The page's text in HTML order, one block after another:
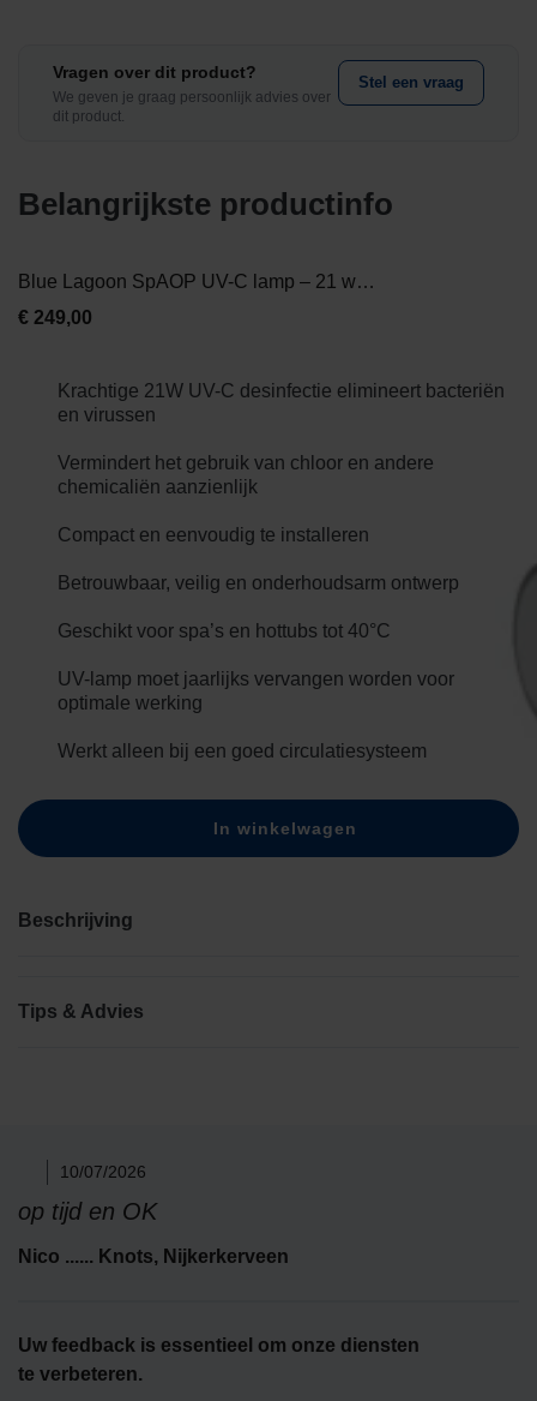
Vragen over dit product?
We geven je graag persoonlijk advies over
dit product.
Stel een vraag
Beschrijving
Tips & Advies
Belangrijkste productinfo
Blue Lagoon SpAOP UV-C lamp – 21 watt
€ 249,00
Krachtige 21W UV-C desinfectie elimineert bacteriën
en virussen
Vermindert het gebruik van chloor en andere
chemicaliën aanzienlijk
Compact en eenvoudig te installeren
Betrouwbaar, veilig en onderhoudsarm ontwerp
Geschikt voor spa’s en hottubs tot 40°C
UV-lamp moet jaarlijks vervangen worden voor
optimale werking
Werkt alleen bij een goed circulatiesysteem
In winkelwagen
10/07/2026
op tijd en OK
Nico ...... Knots​, Nijkerkerveen
Uw feedback is essentieel om onze diensten
te verbeteren.